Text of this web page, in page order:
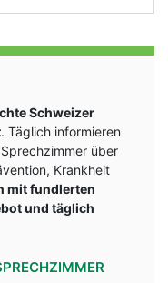
Schweizer
. Täglich informieren
über
Krankheit
mit fundlerten
und täglich